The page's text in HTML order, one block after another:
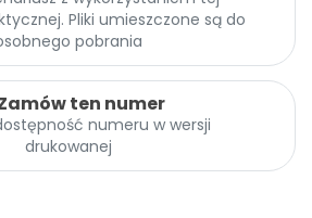
Pliki umieszczone są do
pobrania
ten numer
numeru w wersji
drukowanej